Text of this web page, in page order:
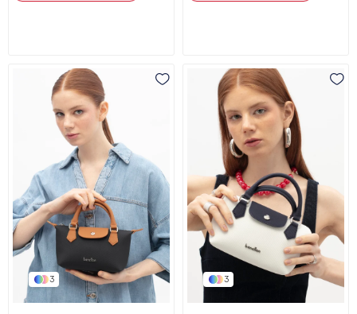
3 3